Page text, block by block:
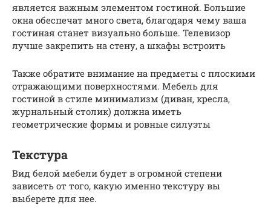
является важным элементом гостиной. Большие
окна обеспечат много света, благодаря чему ваша
гостиная станет визуально больше. Телевизор
лучше закрепить на стену, а шкафы встроить
Также обратите внимание на предметы с плоскими
отражающими поверхностями. Мебель для
гостиной в стиле минимализм (диван, кресла,
журнальный столик) должна иметь
геометрические формы и ровные силуэты
Текстура
Вид белой мебели будет в огромной степени
зависеть от того, какую именно текстуру вы
выберете для нее.